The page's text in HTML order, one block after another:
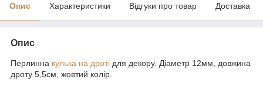
Опис Характеристики Відгуки про товар Доставка
Опис
Перлинна кулька на дроті для декору. Діаметр 12мм, довжина
дроту 5,5см, жовтий колір.